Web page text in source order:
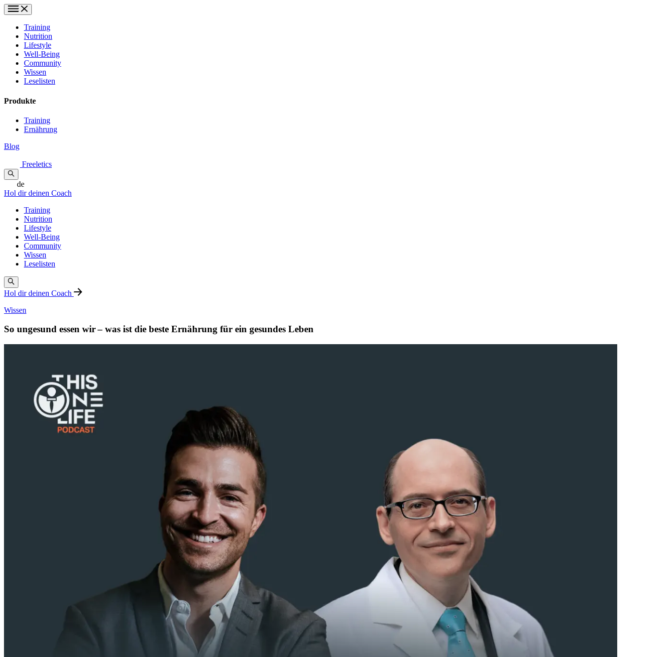
Training
Nutrition
Lifestyle
Well-Being
Community
Wissen
Leselisten
Produkte
Training
Ernährung
Blog
Freeletics
de
Hol dir deinen Coach
Training
Nutrition
Lifestyle
Well-Being
Community
Wissen
Leselisten
Hol dir deinen Coach
Wissen
So ungesund essen wir – was ist die beste Ernährung für ein gesundes Leben